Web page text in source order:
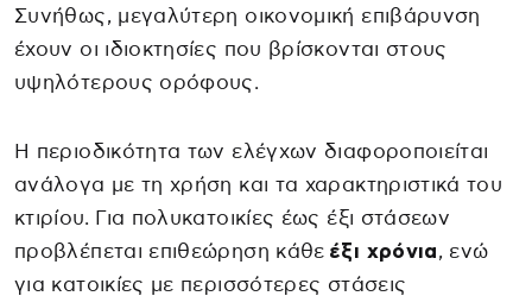
Συνήθως, μεγαλύτερη οικονομική επιβάρυνση
έχουν οι ιδιοκτησίες που βρίσκονται στους
υψηλότερους ορόφους.
Η περιοδικότητα των ελέγχων διαφοροποιείται
ανάλογα με τη χρήση και τα χαρακτηριστικά του
κτιρίου. Για πολυκατοικίες έως έξι στάσεων
προβλέπεται επιθεώρηση κάθε έξι χρόνια, ενώ
για κατοικίες με περισσότερες στάσεις